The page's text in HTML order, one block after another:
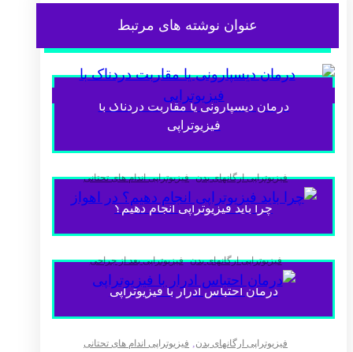
عنوان ‫نوشته های مرتبط
درمان دیسپارونی یا مقاربت دردناک با
فیزیوتراپی
فیزیوتراپی ارگانهای بدن,فیزیوتراپی اندام های تحتانی
چرا باید فیزیوتراپی انجام دهیم؟
فیزیوتراپی ارگانهای بدن,فیزیوتراپی بعد از جراحی
درمان احتباس ادرار با فیزیوتراپی
فیزیوتراپی ارگانهای بدن, فیزیوتراپی اندام های تحتانی